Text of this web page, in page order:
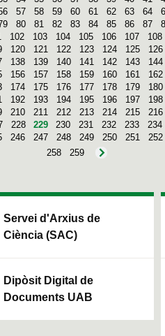
57 58 59 60 61 62 63 64
80 81 82 83 84 85 86 87
102 103 104 105 106 107 108
120 121 122 123 124 125 126
138 139 140 141 142 143 144
156 157 158 159 160 161 162
174 175 176 177 178 179 180
192 193 194 195 196 197 198
210 211 212 213 214 215 216
228 229 230 231 232 233 234
246 247 248 249 250 251 252
258
259
Servei d'Arxius de
Ciència (SAC)
Dipòsit Digital de
Documents UAB